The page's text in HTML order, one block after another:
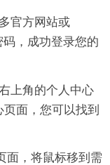
官方网站或
，成功登录您的
上角的个人中心
面，您可以找到
面，将鼠标移到需